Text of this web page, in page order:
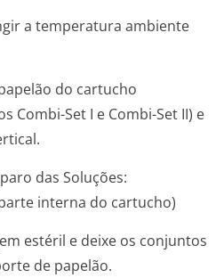
a temperatura ambiente
do cartucho
Combi-Set I e Combi-Set II) e
das Soluções:
interna do cartucho)
estéril e deixe os conjuntos
de papelão.